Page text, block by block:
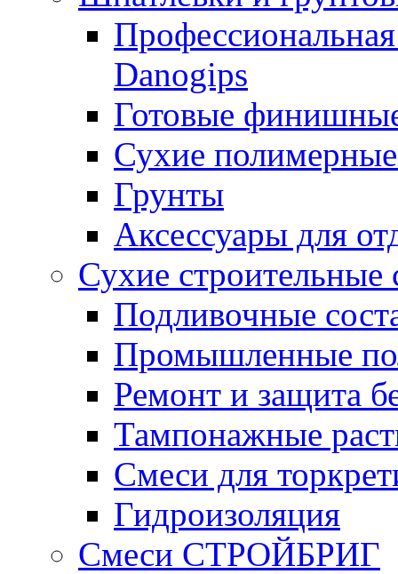
Danogips
Готовые
Сухие
Грунты
Аксессуары для
Сухие строительные
Подливочные
Промышленные
Ремонт и защита
Тампонажные
Смеси для
Гидроизоляция
Смеси СТРОЙБРИГ